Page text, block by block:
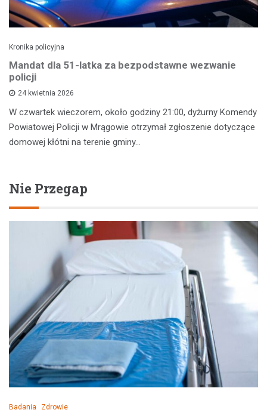
Kronika policyjna
Mandat dla 51-latka za bezpodstawne wezwanie
policji
24 kwietnia 2026
W czwartek wieczorem, około godziny 21:00, dyżurny Komendy
Powiatowej Policji w Mrągowie otrzymał zgłoszenie dotyczące
domowej kłótni na terenie gminy…
Nie Przegap
Badania Zdrowie